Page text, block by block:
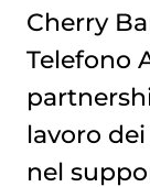
Cherry
Telefono
lavoro
nel